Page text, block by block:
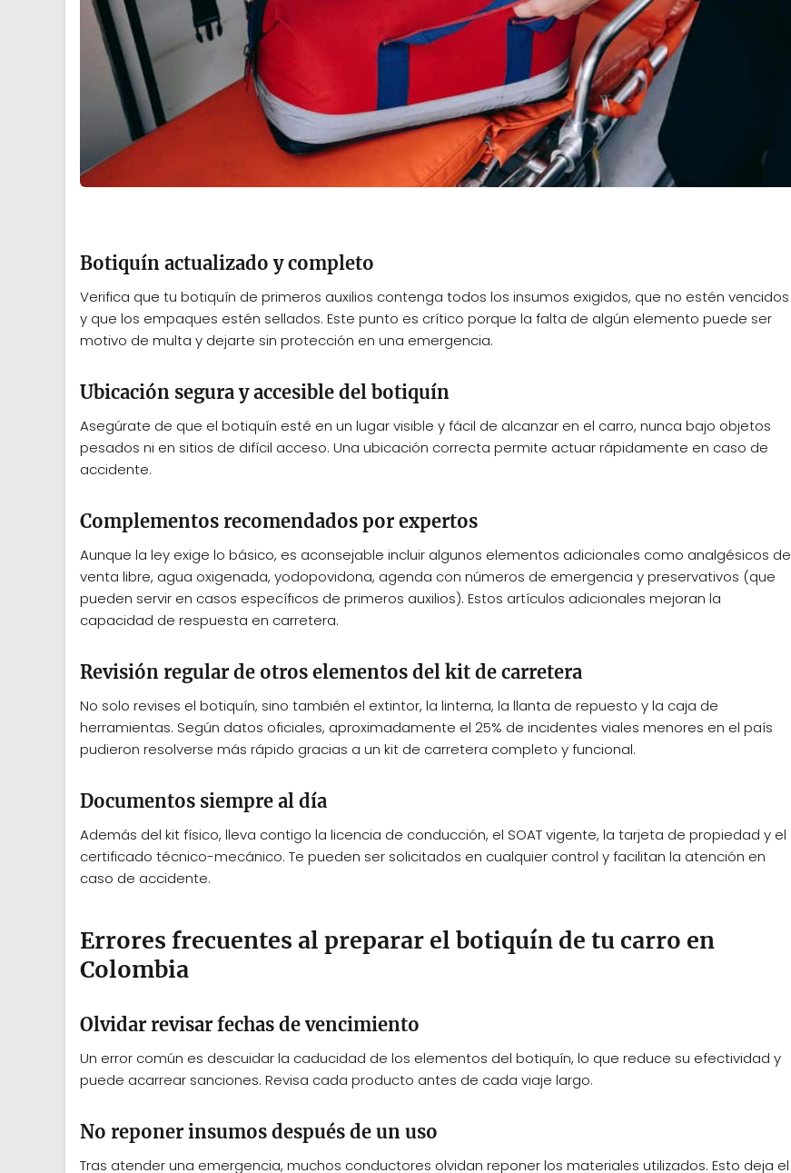
Botiquín actualizado y completo
Verifica que tu botiquín de primeros auxilios contenga todos los insumos exigidos, que no estén vencidos
y que los empaques estén sellados. Este punto es crítico porque la falta de algún elemento puede ser
motivo de multa y dejarte sin protección en una emergencia.
Ubicación segura y accesible del botiquín
Asegúrate de que el botiquín esté en un lugar visible y fácil de alcanzar en el carro, nunca bajo objetos
pesados ni en sitios de difícil acceso. Una ubicación correcta permite actuar rápidamente en caso de
accidente.
Complementos recomendados por expertos
Aunque la ley exige lo básico, es aconsejable incluir algunos elementos adicionales como analgésicos de
venta libre, agua oxigenada, yodopovidona, agenda con números de emergencia y preservativos (que
pueden servir en casos específicos de primeros auxilios). Estos artículos adicionales mejoran la
capacidad de respuesta en carretera.
Revisión regular de otros elementos del kit de carretera
No solo revises el botiquín, sino también el extintor, la linterna, la llanta de repuesto y la caja de
herramientas. Según datos oficiales, aproximadamente el 25% de incidentes viales menores en el país
pudieron resolverse más rápido gracias a un kit de carretera completo y funcional.
Documentos siempre al día
Además del kit físico, lleva contigo la licencia de conducción, el SOAT vigente, la tarjeta de propiedad y el
certificado técnico-mecánico. Te pueden ser solicitados en cualquier control y facilitan la atención en
caso de accidente.
Errores frecuentes al preparar el botiquín de tu carro en
Colombia
Olvidar revisar fechas de vencimiento
Un error común es descuidar la caducidad de los elementos del botiquín, lo que reduce su efectividad y
puede acarrear sanciones. Revisa cada producto antes de cada viaje largo.
No reponer insumos después de un uso
Tras atender una emergencia, muchos conductores olvidan reponer los materiales utilizados. Esto deja el